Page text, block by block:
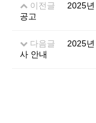
이전글
2025
공고
다음글
2025
사 안내